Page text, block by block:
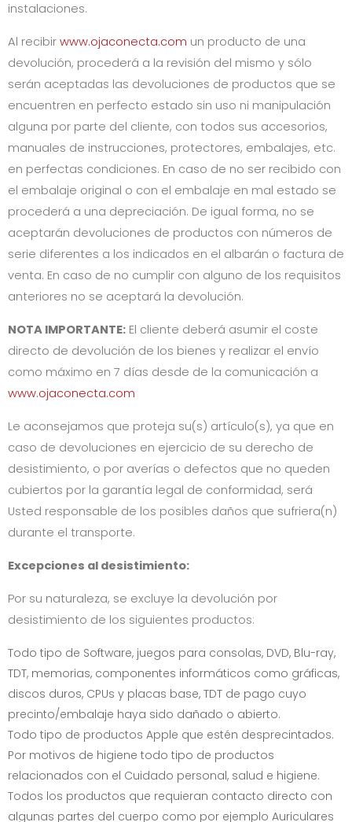
instalaciones.
Al recibir www.ojaconecta.com un producto de una
devolución, procederá a la revisión del mismo y sólo
serán aceptadas las devoluciones de productos que se
encuentren en perfecto estado sin uso ni manipulación
alguna por parte del cliente, con todos sus accesorios,
manuales de instrucciones, protectores, embalajes, etc.
en perfectas condiciones. En caso de no ser recibido con
el embalaje original o con el embalaje en mal estado se
procederá a una depreciación. De igual forma, no se
aceptarán devoluciones de productos con números de
serie diferentes a los indicados en el albarán o factura de
venta. En caso de no cumplir con alguno de los requisitos
anteriores no se aceptará la devolución.
NOTA IMPORTANTE: El cliente deberá asumir el coste
directo de devolución de los bienes y realizar el envío
como máximo en 7 días desde de la comunicación a
www.ojaconecta.com
Le aconsejamos que proteja su(s) artículo(s), ya que en
caso de devoluciones en ejercicio de su derecho de
desistimiento, o por averías o defectos que no queden
cubiertos por la garantía legal de conformidad, será
Usted responsable de los posibles daños que sufriera(n)
durante el transporte.
Excepciones al desistimiento:
Por su naturaleza, se excluye la devolución por
desistimiento de los siguientes productos:
Todo tipo de Software, juegos para consolas, DVD, Blu-ray,
TDT, memorias, componentes informáticos como gráficas,
discos duros, CPUs y placas base, TDT de pago cuyo
precinto/embalaje haya sido dañado o abierto.
Todo tipo de productos Apple que estén desprecintados.
Por motivos de higiene todo tipo de productos
relacionados con el Cuidado personal, salud e higiene.
Todos los productos que requieran contacto directo con
algunas partes del cuerpo como por ejemplo Auriculares